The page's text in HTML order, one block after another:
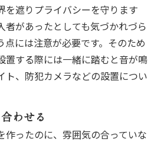
を遮りプライバシーを守ります
者があったとしても気づかれづら
点には注意が必要です。そのため
置する際には一緒に踏むと音が鳴
ト、防犯カメラなどの設置につい
わせる
作ったのに、雰囲気の合っていな